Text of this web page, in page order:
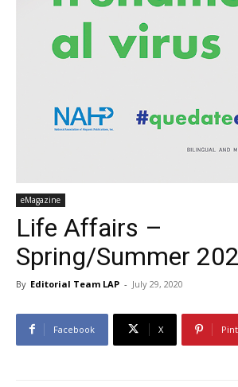
eMagazine
Life Affairs –
Spring/Summer
By Editorial Team LAP - July 29, 2020
Facebook X